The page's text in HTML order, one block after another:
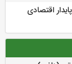
اقتصادی